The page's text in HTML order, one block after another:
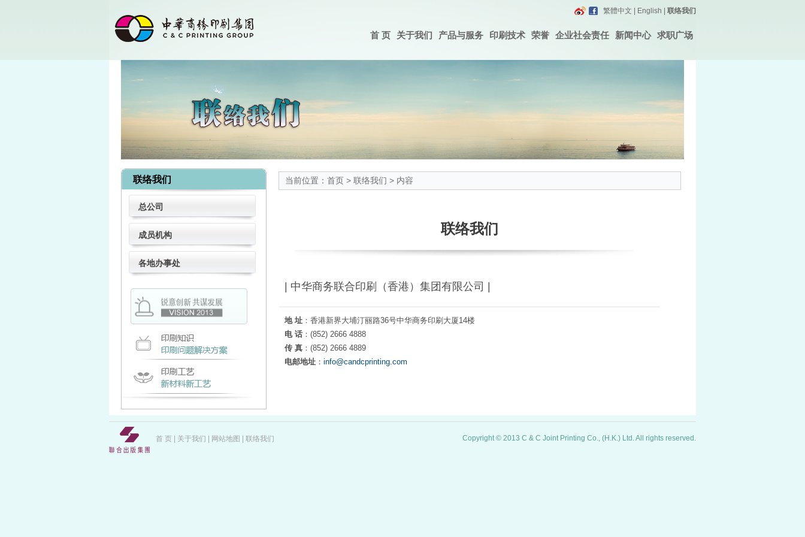
繁體中文 English 联络我们
首 页 关于我们 产品与服务 印刷技术 荣誉 企业社会责任 新闻中心 求职广场
联络我们
总公司
成员机构
各地办事处
当前位置： 首页 > 联络我们 > 内容
联络我们
| 中华商务联合印刷（香港）集团有限公司 |
地 址 ：香港新界大埔汀丽路36号中华商务印刷大厦14楼
电 话 ：(852) 2666 4888
传 真 ：(852) 2666 4889
电邮地址 ： info@candcprinting.com
Copyright © 2013 C & C Joint Printing Co., (H.K.) Ltd. All rights reserved.
首 页 关于我们 网站地图 联络我们